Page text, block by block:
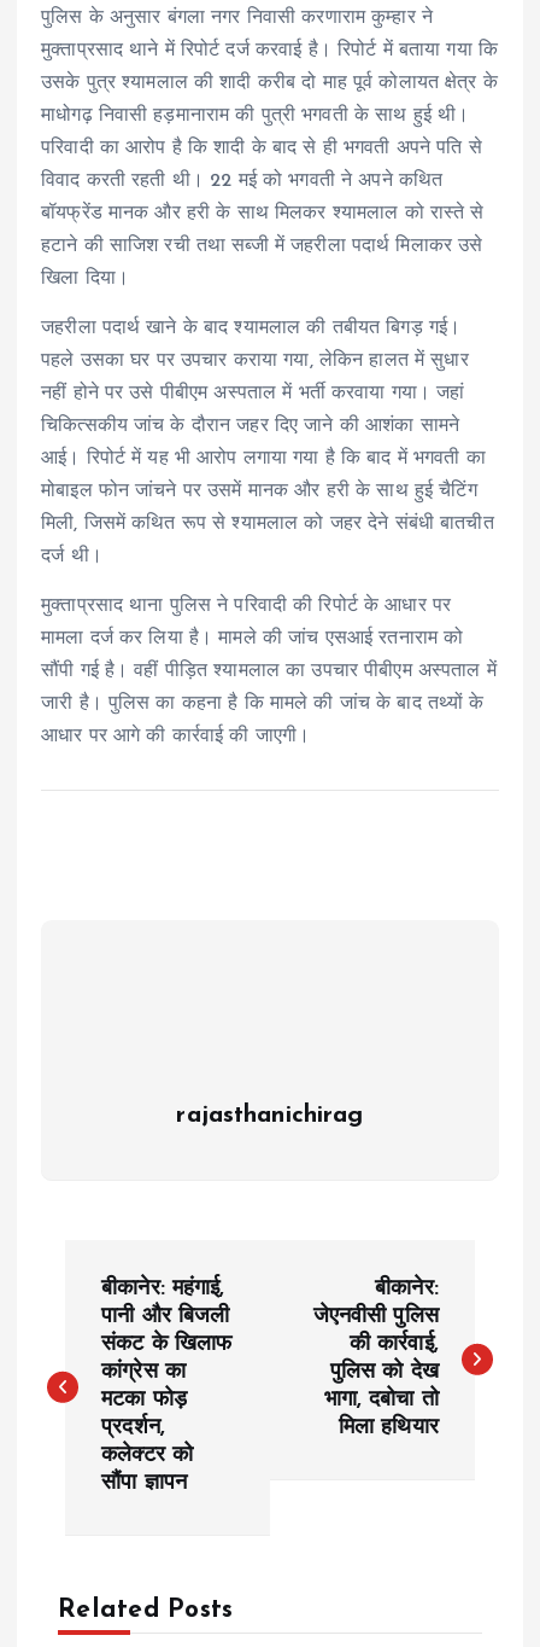
पुलिस के अनुसार बंगला नगर निवासी करणाराम कुम्हार ने
मुक्ताप्रसाद थाने में रिपोर्ट दर्ज करवाई है। रिपोर्ट में बताया गया कि
उसके पुत्र श्यामलाल की शादी करीब दो माह पूर्व कोलायत क्षेत्र के
माधोगढ़ निवासी हड़मानाराम की पुत्री भगवती के साथ हुई थी।
परिवादी का आरोप है कि शादी के बाद से ही भगवती अपने पति से
विवाद करती रहती थी। 22 मई को भगवती ने अपने कथित
बॉयफ्रेंड मानक और हरी के साथ मिलकर श्यामलाल को रास्ते से
हटाने की साजिश रची तथा सब्जी में जहरीला पदार्थ मिलाकर उसे
खिला दिया।
जहरीला पदार्थ खाने के बाद श्यामलाल की तबीयत बिगड़ गई।
पहले उसका घर पर उपचार कराया गया, लेकिन हालत में सुधार
नहीं होने पर उसे पीबीएम अस्पताल में भर्ती करवाया गया। जहां
चिकित्सकीय जांच के दौरान जहर दिए जाने की आशंका सामने
आई। रिपोर्ट में यह भी आरोप लगाया गया है कि बाद में भगवती का
मोबाइल फोन जांचने पर उसमें मानक और हरी के साथ हुई चैटिंग
मिली, जिसमें कथित रूप से श्यामलाल को जहर देने संबंधी बातचीत
दर्ज थी।
मुक्ताप्रसाद थाना पुलिस ने परिवादी की रिपोर्ट के आधार पर
मामला दर्ज कर लिया है। मामले की जांच एसआई रतनाराम को
सौंपी गई है। वहीं पीड़ित श्यामलाल का उपचार पीबीएम अस्पताल में
जारी है। पुलिस का कहना है कि मामले की जांच के बाद तथ्यों के
आधार पर आगे की कार्रवाई की जाएगी।
rajasthanichirag
s
v
बीकानेर: महंगाई,
पानी और बिजली
संकट के खिलाफ
कांग्रेस का
मटका फोड़
प्रदर्शन,
कलेक्टर को
सौंपा ज्ञापन
बीकानेर:
जेएनवीसी पुलिस
की कार्रवाई,
पुलिस को देख
भागा, दबोचा तो
मिला हथियार
Related Posts